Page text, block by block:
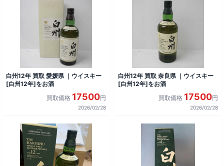
白州12年 買取 愛媛県 ｜ウイスキー
[白州12年]をお酒
買取価格 17500円
2026/02/28
白州12年 買取 奈良県 ｜ウイスキー
[白州12年]をお酒
買取価格 17500円
2026/02/28